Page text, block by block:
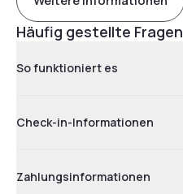
Häufig gestellte Fragen
So funktioniert es
Check-in-Informationen
Zahlungsinformationen